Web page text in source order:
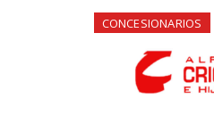
CONCESIONARIOS